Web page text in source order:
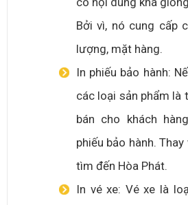
Bởi vì, nó cung cấp
lượng, mặt hàng.
In phiếu bảo hành:
các loại sản phẩm là
bán cho khách
phiếu bảo hành.
tìm đến Hòa Phát.
In vé xe: Vé xe là